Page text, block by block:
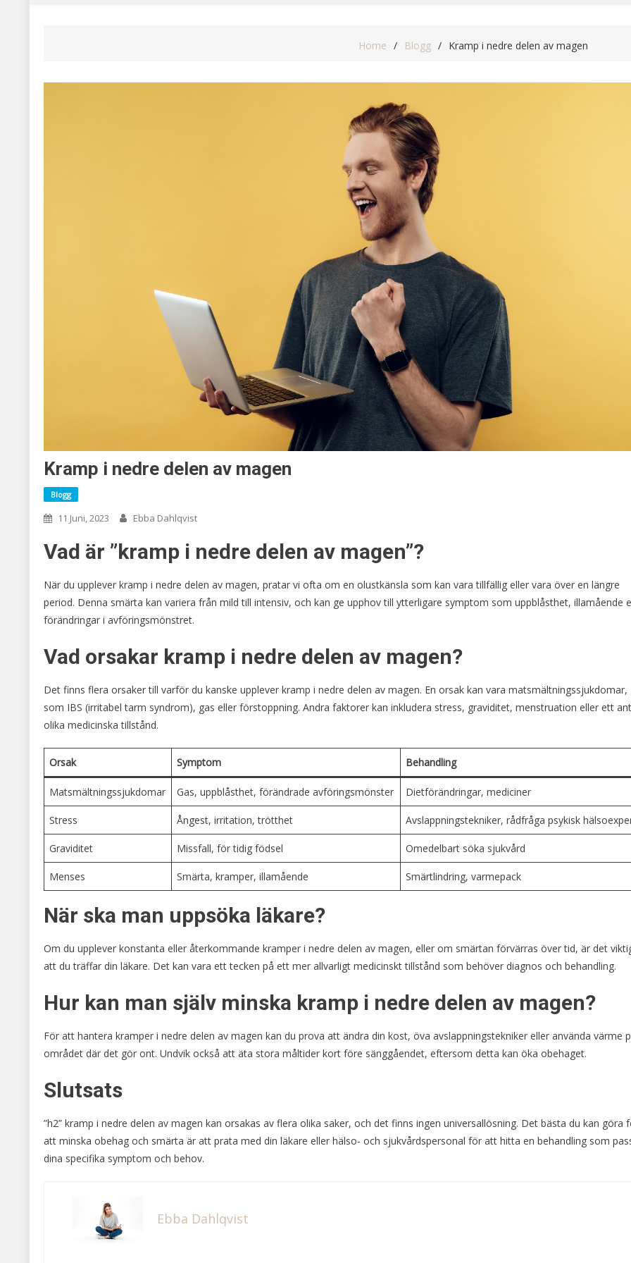
Home Blogg Kramp i nedre delen av magen
Kramp i nedre delen av magen
Blogg
11 Juni, 2023 Ebba Dahlqvist
Vad är ”kramp i nedre delen av magen”?
När du upplever kramp i nedre delen av magen, pratar vi ofta om en olustkänsla som kan vara tillfällig eller vara över en längre
period. Denna smärta kan variera från mild till intensiv, och kan ge upphov till ytterligare symptom som uppblåsthet, illamående
förändringar i avföringsmönstret.
Vad orsakar kramp i nedre delen av magen?
Det finns flera orsaker till varför du kanske upplever kramp i nedre delen av magen. En orsak kan vara matsmältningssjukdomar,
som IBS (irritabel tarm syndrom), gas eller förstoppning. Andra faktorer kan inkludera stress, graviditet, menstruation eller ett
olika medicinska tillstånd.
Orsak Symptom Behandling
Matsmältningssjukdomar Gas, uppblåsthet, förändrade avföringsmönster Dietförändringar, mediciner
Stress Ångest, irritation, trötthet Avslappningstekniker, rådfråga psykisk
Graviditet Missfall, för tidig födsel Omedelbart söka sjukvård
Menses Smärta, kramper, illamående Smärtlindring, varmepack
När ska man uppsöka läkare?
Om du upplever konstanta eller återkommande kramper i nedre delen av magen, eller om smärtan förvärras över tid, är det
att du träffar din läkare. Det kan vara ett tecken på ett mer allvarligt medicinskt tillstånd som behöver diagnos och behandling.
Hur kan man själv minska kramp i nedre delen av magen?
För att hantera kramper i nedre delen av magen kan du prova att ändra din kost, öva avslappningstekniker eller använda värme
området där det gör ont. Undvik också att äta stora måltider kort före sänggåendet, eftersom detta kan öka obehaget.
Slutsats
”h2” kramp i nedre delen av magen kan orsakas av flera olika saker, och det finns ingen universallösning. Det bästa du kan göra
att minska obehag och smärta är att prata med din läkare eller hälso- och sjukvårdspersonal för att hitta en behandling som
dina specifika symptom och behov.
Ebba Dahlqvist